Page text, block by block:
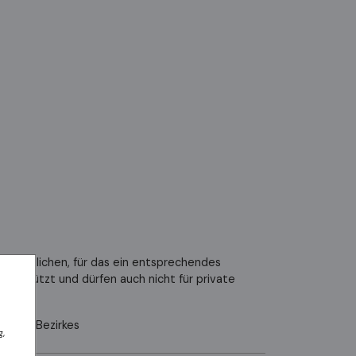
für das ein entsprechendes
und dürfen auch nicht für private
VI. Bezirkes